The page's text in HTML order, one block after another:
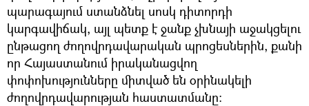
պարագայում ստանձնել սոսկ դիտորդի
կարգավիճակ, այլ պետք է ջանք չխնայի աջակցելու
ընթացող ժողովրդավարական պրոցեսներին, քանի
որ Հայաստանում իրականացվող
փոփոխությունները միտված են օրինակելի
ժողովրդավարության հաստատմանը։